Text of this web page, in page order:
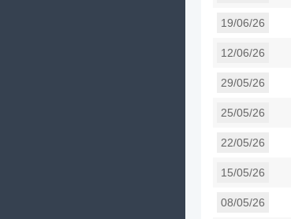
19/06/26
12/06/26
29/05/26
25/05/26
22/05/26
15/05/26
08/05/26